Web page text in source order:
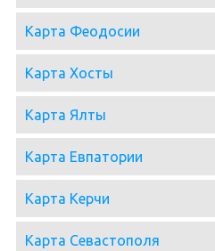
Карта Феодосии
Карта Хосты
Карта Ялты
Карта Евпатории
Карта Керчи
Карта Севастополя